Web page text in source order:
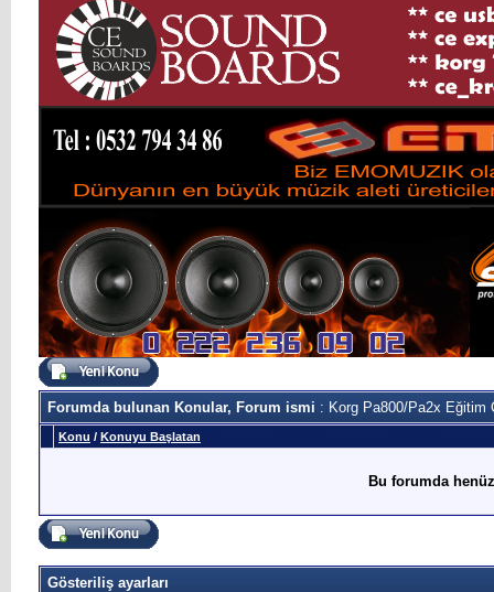
Forumda bulunan Konular, Forum ismi : Korg Pa800/Pa2x Eğitim
Konu / Konuyu Başlatan
Bu forumda
Gösteriliş ayarları